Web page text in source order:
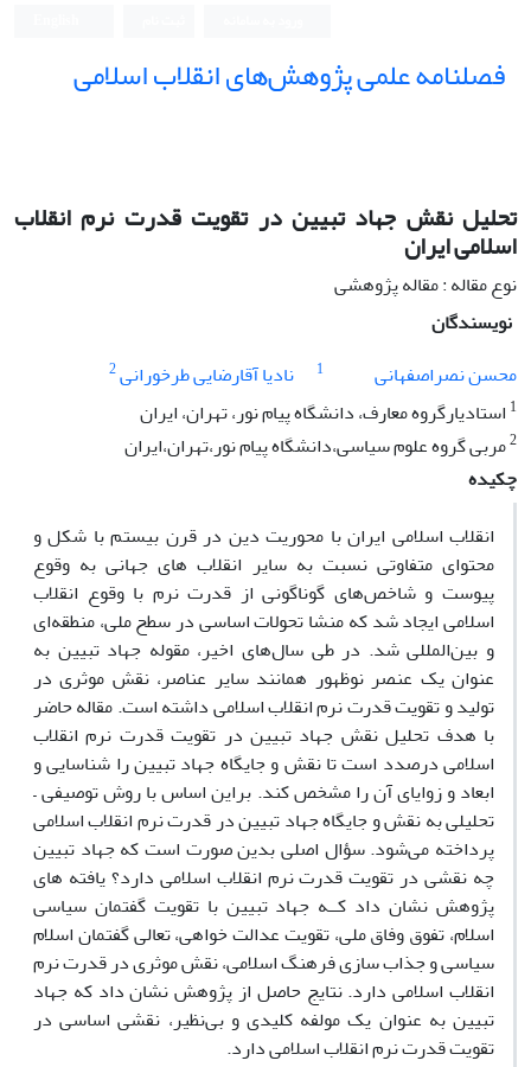
فصلنامه علمی پژوهش‌های انقلاب اسلامی
تحلیل نقش جهاد تبیین در تقویت قدرت نرم انقلاب
اسلامی ایران
نوع مقاله : مقاله پژوهشی
نویسندگان
محسن نصراصفهانی
1 نادیا آقارضایی طرخورانی2
1 استادیارگروه معارف، دانشگاه پیام نور، تهران، ایران
2مربی گروه علوم سیاسی،دانشگاه پیام نور،تهران،ایران
چکیده
انقلاب اسلامی ایران با محوریت دین در قرن بیستم با شکل و
محتوای متفاوتی نسبت به سایر انقلاب های جهانی به وقوع
پیوست و شاخص‌های گوناگونی از قدرت نرم با وقوع انقلاب
اسلامی ایجاد شد که منشا تحولات اساسی در سطح ملی، منطقه‌ای
و بین‌المللی شد. در طی سال‌های اخیر، مقوله جهاد تبیین به
عنوان یک عنصر نوظهور همانند سایر عناصر، نقش موثری در
تولید و تقویت قدرت نرم انقلاب اسلامی داشته است. مقاله حاضر
با هدف تحلیل نقش جهاد تبیین در تقویت قدرت نرم انقلاب
اسلامی درصدد است تا نقش و جایگاه جهاد تبیین را شناسایی و
ابعاد و زوایای آن را مشخص کند. براین اساس با روش توصیفی –
تحلیلی به نقش و جایگاه جهاد تبیین در قدرت نرم انقلاب اسلامی
پرداخته می‌شود. سؤال اصلی بدین صورت است که جهاد تبیین
چه نقشی در تقویت قدرت نرم انقلاب اسلامی دارد؟ یافته های
پژوهش نشان داد کــه جهاد تبیین با تقویت گفتمان سیاسی
اسلام، تفوق وفاق ملی، تقویت عدالت خواهی، تعالی گفتمان اسلام
سیاسی و جذاب سازی فرهنگ اسلامی، نقش موثری در قدرت نرم
انقلاب اسلامی دارد. نتایج حاصل از پژوهش نشان داد که جهاد
تبیین به عنوان یک مولفه کلیدی و بی‌نظیر، نقشی اساسی در
تقویت قدرت نرم انقلاب اسلامی دارد.